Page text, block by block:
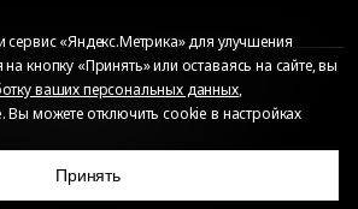
ответственностью «ИБС
права защищены
«Яндекс.Метрика» для улучшения
кнопку «Принять» или оставаясь на сайте, вы
ваших персональных данных,
можете отключить cookie в настройках
Принять